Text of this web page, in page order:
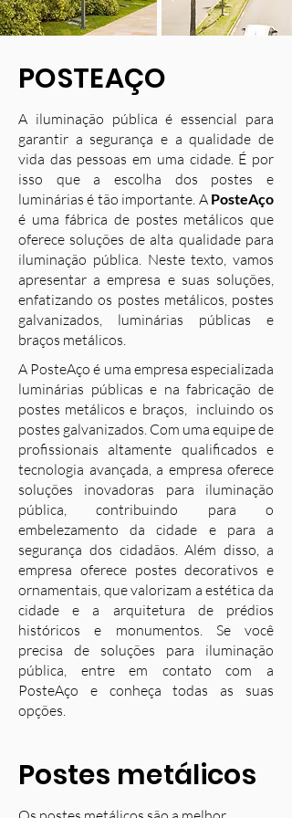
POSTEAÇO
A iluminação pública é essencial para
garantir a segurança e a qualidade de
vida das pessoas em uma cidade. É por
isso que a escolha dos postes e
luminárias é tão importante. A PosteAço
é uma fábrica de postes metálicos que
oferece soluções de alta qualidade para
iluminação pública. Neste texto, vamos
apresentar a empresa e suas soluções,
enfatizando os postes metálicos, postes
galvanizados, luminárias públicas e
braços metálicos.
A PosteAço é uma empresa especializada
luminárias públicas e na fabricação de
postes metálicos e braços, incluindo os
postes galvanizados. Com uma equipe de
profissionais altamente qualificados e
tecnologia avançada, a empresa oferece
soluções inovadoras para iluminação
pública, contribuindo para o
embelezamento da cidade e para a
segurança dos cidadãos. Além disso, a
empresa oferece postes decorativos e
ornamentais, que valorizam a estética da
cidade e a arquitetura de prédios
históricos e monumentos. Se você
precisa de soluções para iluminação
pública, entre em contato com a
PosteAço e conheça todas as suas
opções.
Postes metálicos